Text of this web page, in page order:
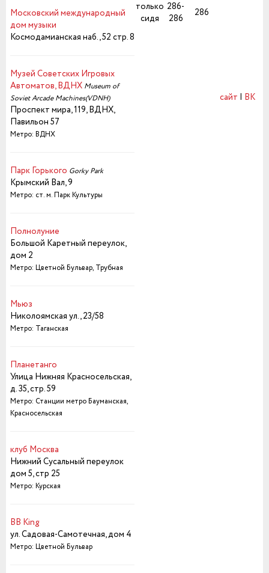
Московский международный
дом музыки
Космодамианская наб., 52 стр. 8
только
сидя
286-
286
286
Музей Советских Игровых
Автоматов, ВДНХ Museum of
Soviet Arcade Machines(VDNH)
Проспект мира, 119, ВДНХ,
Павильон 57
Метро: ВДНХ
сайт | ВК
Парк Горького Gorky Park
Крымский Вал, 9
Метро: ст. м. Парк Культуры
Полнолуние
Большой Каретный переулок,
дом 2
Метро: Цветной Бульвар, Трубная
Мьюз
Николоямская ул., 23/58
Метро: Таганская
Планетанго
Улица Нижняя Красносельская,
д. 35, стр. 59
Метро: Станции метро Бауманская,
Красносельская
клуб Москва
Нижний Сусальный переулок
дом 5, стр 25
Метро: Курская
BB King
ул. Садовая-Самотечная, дом 4
Метро: Цветной Бульвар